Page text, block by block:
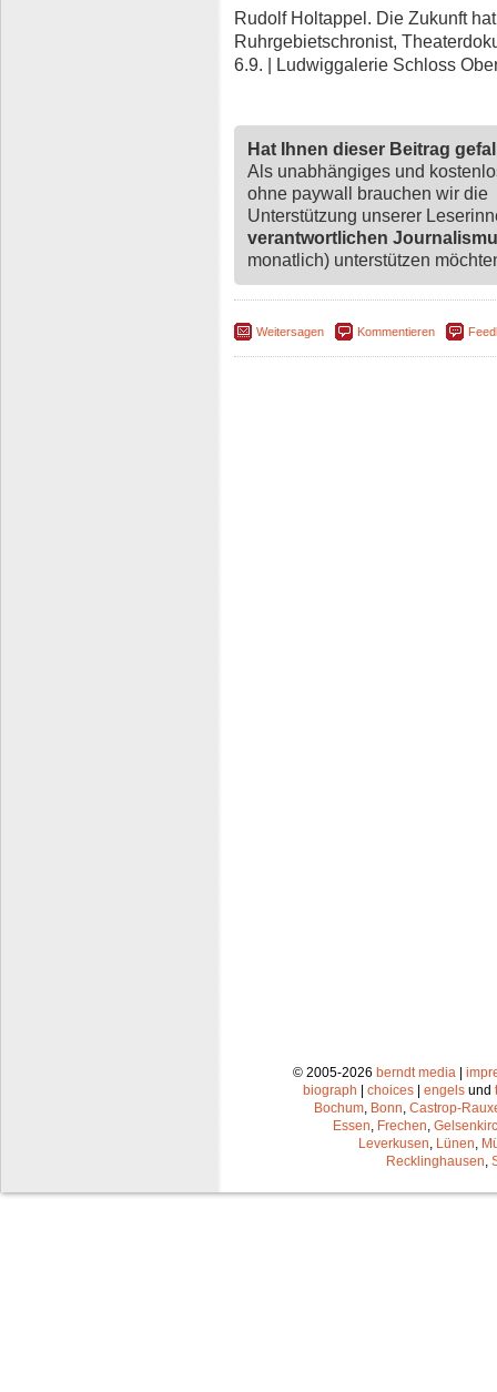
Rudolf Holtappel. Die Zukunft
Ruhrgebietschronist,
6.9. | Ludwiggalerie Schloss
Hat Ihnen dieser Beitrag
Als unabhängiges und
ohne paywall brauchen wir die
Unterstützung unserer
verantwortlichen
monatlich) unterstützen
Weitersagen Kommentieren
© 2005-2026 berndt media|
biograph
choices engels und
Bochum, Bonn, Castrop-
Essen, Frechen,
Leverkusen, Lünen,
Recklinghausen,